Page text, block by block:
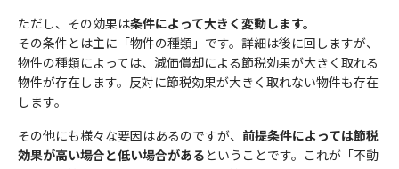
ただし、その効果は条件によって大きく変動します。
その条件とは主に「物件の種類」です。詳細は後に回しますが、
物件の種類によっては、減価償却による節税効果が大きく取れる
物件が存在します。反対に節税効果が大きく取れない物件も存在
します。
その他にも様々な要因はあるのですが、 前提条件によっては節税
効果が高い場合と低い場合があるということです。これが「不動
2）従業員教育
当社は、個人情報の取扱いが適正に行われるよう従業者への教
育・指導を徹底します。
3）個人情報の利用目的
セットライフエージェンシー株式会社は、お客様の個人情報等の
取扱いについて、個人情報保護法、個人情報保護方針及びその他
ご興味のある内容
収益不動産保険型運用の詳細
資産運用・老後資金準備
年収 任意
お住まいの都道府県
資産運用・老後資金準備
相続
節税について知りたい
お問合せ内容